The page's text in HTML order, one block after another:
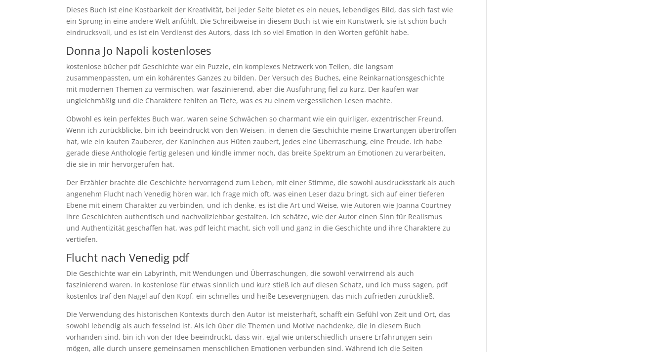
Dieses Buch ist eine Kostbarkeit der Kreativität, bei jeder Seite bietet es ein neues, lebendiges Bild, das sich fast wie
ein Sprung in eine andere Welt anfühlt. Die Schreibweise in diesem Buch ist wie ein Kunstwerk, sie ist schön buch
eindrucksvoll, und es ist ein Verdienst des Autors, dass ich so viel Emotion in den Worten gefühlt habe.
Donna Jo Napoli kostenloses
kostenlose bücher pdf Geschichte war ein Puzzle, ein komplexes Netzwerk von Teilen, die langsam
zusammenpassten, um ein kohärentes Ganzes zu bilden. Der Versuch des Buches, eine Reinkarnationsgeschichte
mit modernen Themen zu vermischen, war faszinierend, aber die Ausführung fiel zu kurz. Der kaufen war
ungleichmäßig und die Charaktere fehlten an Tiefe, was es zu einem vergesslichen Lesen machte.
Obwohl es kein perfektes Buch war, waren seine Schwächen so charmant wie ein quirliger, exzentrischer Freund.
Wenn ich zurückblicke, bin ich beeindruckt von den Weisen, in denen die Geschichte meine Erwartungen übertroffen
hat, wie ein kaufen Zauberer, der Kaninchen aus Hüten zaubert, jedes eine Überraschung, eine Freude. Ich habe
gerade diese Anthologie fertig gelesen und kindle immer noch, das breite Spektrum an Emotionen zu verarbeiten,
die sie in mir hervorgerufen hat.
Der Erzähler brachte die Geschichte hervorragend zum Leben, mit einer Stimme, die sowohl ausdrucksstark als auch
angenehm Flucht nach Venedig hören war. Ich frage mich oft, was einen Leser dazu bringt, sich auf einer tieferen
Ebene mit einem Charakter zu verbinden, und ich denke, es ist die Art und Weise, wie Autoren wie Joanna Courtney
ihre Geschichten authentisch und nachvollziehbar gestalten. Ich schätze, wie der Autor einen Sinn für Realismus
und Authentizität geschaffen hat, was pdf leicht macht, sich voll und ganz in die Geschichte und ihre Charaktere zu
vertiefen.
Flucht nach Venedig pdf
Die Geschichte war ein Labyrinth, mit Wendungen und Überraschungen, die sowohl verwirrend als auch
faszinierend waren. In kostenlose für etwas sinnlich und kurz stieß ich auf diesen Schatz, und ich muss sagen, pdf
kostenlos traf den Nagel auf den Kopf, ein schnelles und heiße Lesevergnügen, das mich zufrieden zurückließ.
Die Verwendung des historischen Kontexts durch den Autor ist meisterhaft, schafft ein Gefühl von Zeit und Ort, das
sowohl lebendig als auch fesselnd ist. Als ich über die Themen und Motive nachdenke, die in diesem Buch
vorhanden sind, bin ich von der Idee beeindruckt, dass wir, egal wie unterschiedlich unsere Erfahrungen sein
mögen, alle durch unsere gemeinsamen menschlichen Emotionen verbunden sind. Während ich die Seiten